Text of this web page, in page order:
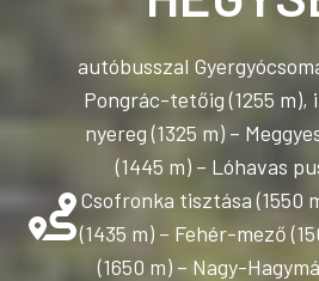
autóbusszal
Pongrác-tetőig (1255 m),
nyereg (1325 m) –
(1445 m) – Lóhavas
Csofronka tisztása (1550
(1435 m) – Fehér-mező
(1650 m) – Nagy-